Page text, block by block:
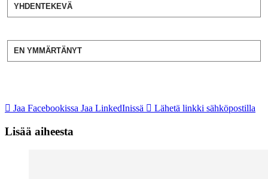
YHDENTEKEVÄ
EN YMMÄRTÄNYT
Jaa Facebookissa Jaa LinkedInissä Lähetä linkki sähköpostilla
Lisää aiheesta